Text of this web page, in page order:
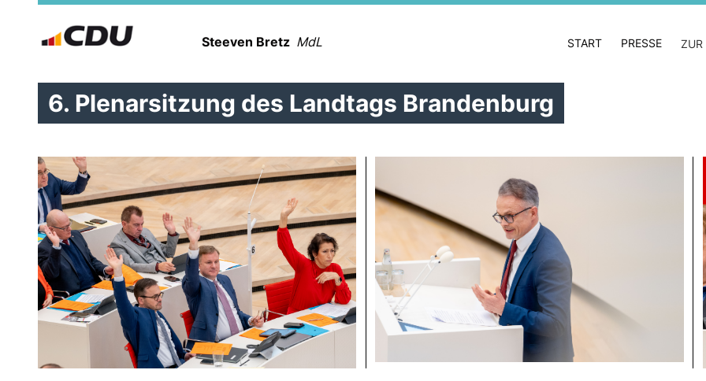
Steeven Bretz MdL START PRESSE
6. Plenarsitzung des Landtags Brandenburg